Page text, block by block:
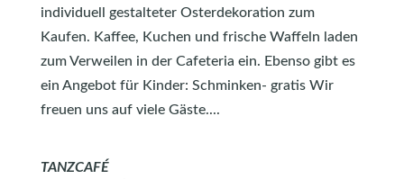
individuell gestalteter Osterdekoration zum
Kaufen. Kaffee, Kuchen und frische Waffeln laden
zum Verweilen in der Cafeteria ein. Ebenso gibt es
ein Angebot für Kinder: Schminken- gratis Wir
freuen uns auf viele Gäste....
TANZCAFÉ